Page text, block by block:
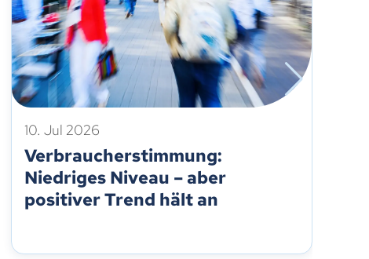
10. Jul 2026
Verbraucherstimmung:
Niedriges Niveau – aber
positiver Trend hält an